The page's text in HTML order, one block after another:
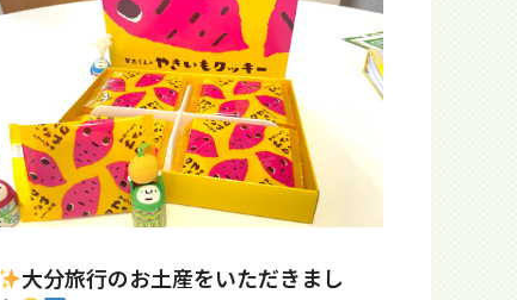
大分旅行のお土産をいただきまし